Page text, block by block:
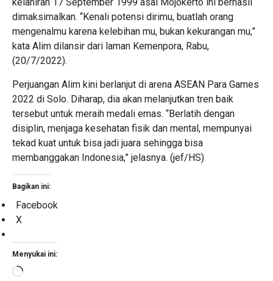
dimaksimalkan. “Kenali potensi dirimu, buatlah orang
mengenalmu karena kelebihan mu, bukan kekurangan mu,”
kata Alim dilansir dari laman Kemenpora, Rabu,
(20/7/2022).
Perjuangan Alim kini berlanjut di arena ASEAN Para Games
2022 di Solo. Diharap, dia akan melanjutkan tren baik
tersebut untuk meraih medali emas. “Berlatih dengan
disiplin, menjaga kesehatan fisik dan mental, mempunyai
tekad kuat untuk bisa jadi juara sehingga bisa
membanggakan Indonesia,” jelasnya. (jef/HS)
Bagikan ini:
Facebook
X
Menyukai ini:
Memuat...